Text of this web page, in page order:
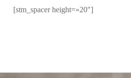
[stm_spacer height=»20″]